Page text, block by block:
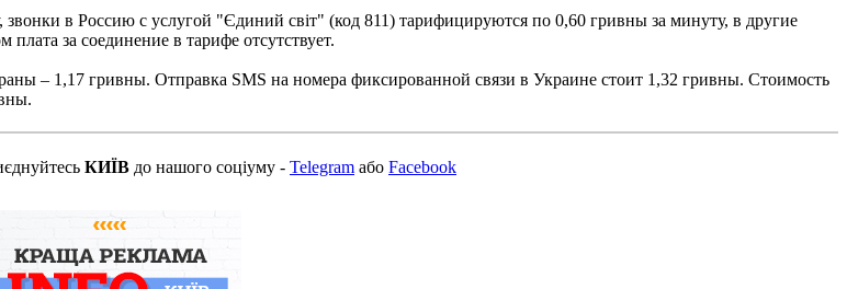
в Россию с услугой "Єдиний світ" (код 811) тарифицируются по 0,60 гривны за минуту, в другие
за соединение в тарифе отсутствует.
– 1,17 гривны. Отправка SMS на номера фиксированной связи в Украине стоит 1,32 гривны. Стоимость
КИЇВ до нашого соціуму - Telegram або Facebook